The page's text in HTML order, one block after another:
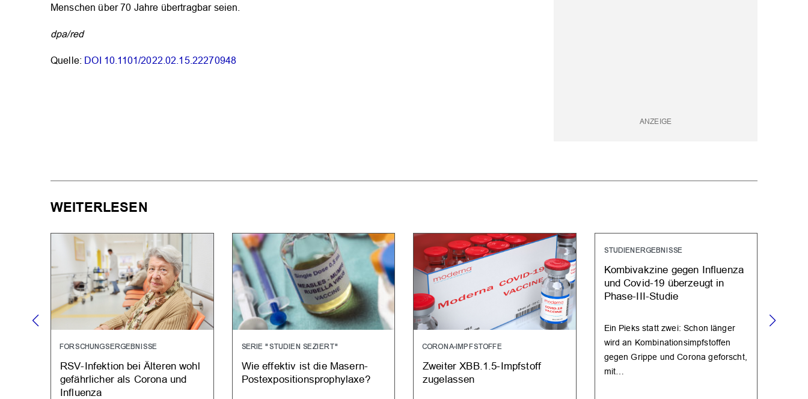
Menschen über 70 Jahre übertragbar seien.
dpa/red
Quelle: DOI 10.1101/2022.02.15.22270948
WEITERLESEN
FORSCHUNGSERGEBNISSE
RSV-Infektion bei Älteren wohl
gefährlicher als Corona und
Influenza
SERIE "STUDIEN SEZIERT"
Wie effektiv ist die Masern-
Postexpositionsprophylaxe?
CORONA-IMPFSTOFFE
Zweiter XBB.1.5-Impfstoff
zugelassen
STUDIENERGEBNISSE
Kombivakzine gegen Influenza
und Covid-19 überzeugt in
Phase-III-Studie
Ein Pieks statt zwei: Schon länger
wird an Kombinationsimpfstoffen
gegen Grippe und Corona geforscht,
mit…